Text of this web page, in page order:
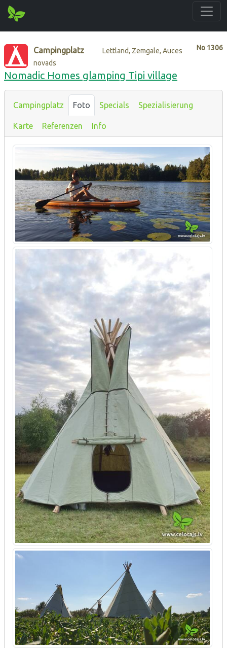
No 1306
Campingplatz
Lettland, Zemgale, Auces
novads
Nomadic Homes glamping Tipi village
Campingplatz Foto Specials Spezialisierung
Karte Referenzen Info